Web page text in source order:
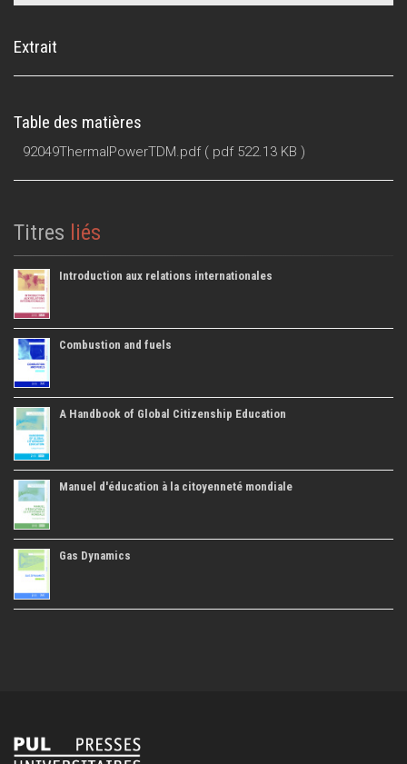
Extrait
Table des matières
92049ThermalPowerTDM.pdf ( pdf 522.13 KB )
Titres liés
Introduction aux relations internationales
Combustion and fuels
A Handbook of Global Citizenship Education
Manuel d'éducation à la citoyenneté mondiale
Gas Dynamics